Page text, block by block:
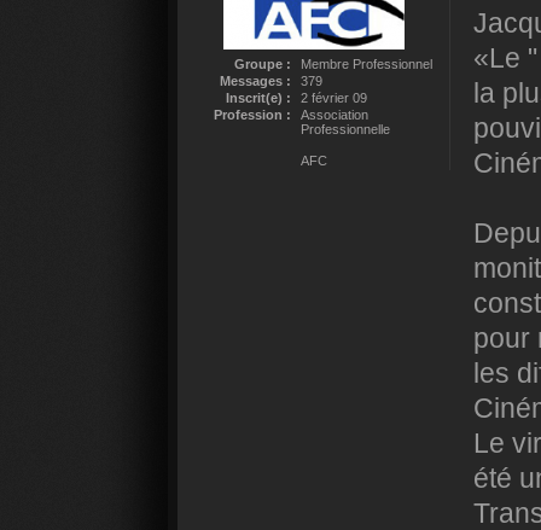
Groupe :
Membre Professionnel
Messages :
379
Inscrit(e) :
2 février 09
Profession :
Association
Professionnelle
AFC
«Le
la
pour
les
Le
été